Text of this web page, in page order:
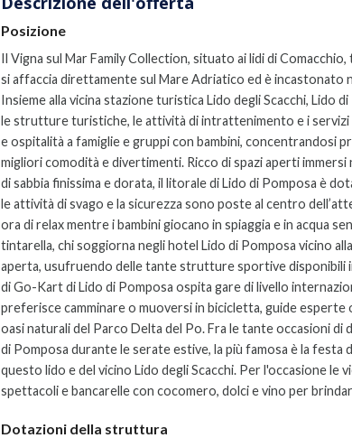
Posizione
Il Vigna sul Mar Family Collection, situato ai lidi di
si affaccia direttamente sul Mare Adriatico ed è incastonato
Insieme alla vicina stazione turistica Lido degli Scacchi, Lido
le strutture turistiche, le attività di intrattenimento e i
e ospitalità a famiglie e gruppi con bambini, concentrandosi
migliori comodità e divertimenti. Ricco di spazi aperti immersi
di sabbia finissima e dorata, il litorale di Lido di Pomposa è
le attività di svago e la sicurezza sono poste al centro
ora di relax mentre i bambini giocano in spiaggia e in acqua
tintarella, chi soggiorna negli hotel Lido di Pomposa vicino
aperta, usufruendo delle tante strutture sportive disponibili
di Go-Kart di Lido di Pomposa ospita gare di livello
preferisce camminare o muoversi in bicicletta, guide
oasi naturali del Parco Delta del Po. Fra le tante occasioni
di Pomposa durante le serate estive, la più famosa è la festa
questo lido e del vicino Lido degli Scacchi. Per l'occasione le
spettacoli e bancarelle con cocomero, dolci e vino per
Dotazioni della struttura